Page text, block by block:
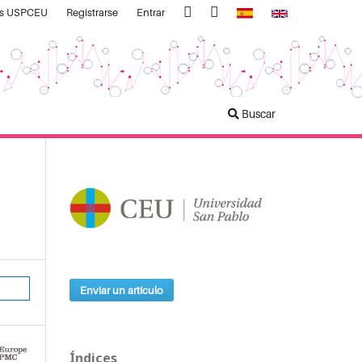
Buscar
USPCEU Registrarse Entrar
Enviar un artículo
Índices